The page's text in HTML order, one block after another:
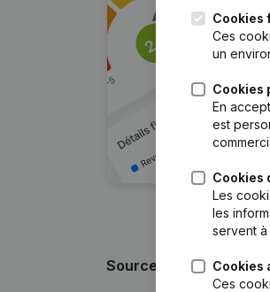
Sources
Cookies
Ces
un
Cookies
En
est
Cookies
Les
les
servent
Cookies
Ces